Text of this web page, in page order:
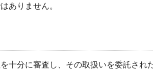
ありません。
分に審査し、その取扱いを委託さ